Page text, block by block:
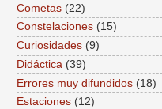
Cometas (22)
Constelaciones (15)
Curiosidades (9)
Didáctica (39)
Errores muy difundidos (18)
Estaciones (12)